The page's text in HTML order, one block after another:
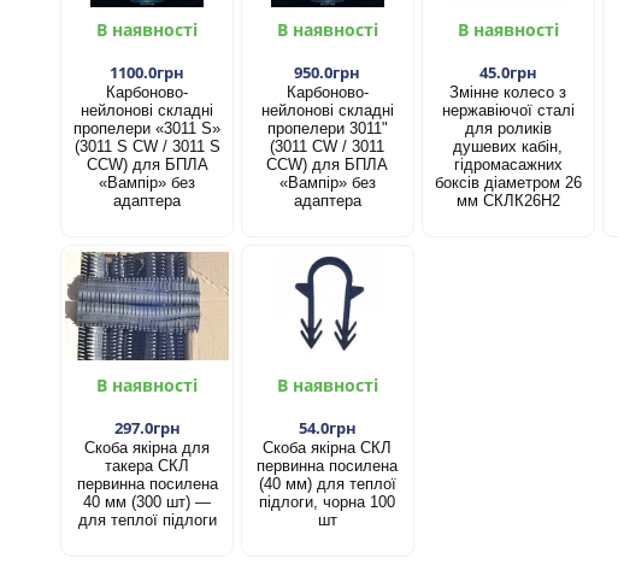
В наявності
1100.0грн
Карбоново-
нейлонові складні
пропелери «3011 S»
(3011 S CW / 3011 S
CCW) для БПЛА
«Вампір» без
адаптера
В наявності
950.0грн
Карбоново-
нейлонові складні
пропелери 3011"
(3011 CW / 3011
CCW) для БПЛА
«Вампір» без
адаптера
В наявності
45.0грн
Змінне колесо з
нержавіючої сталі
для роликів
душевих кабін,
гідромасажних
боксів діаметром 26
мм СКЛК26Н2
В наявності
297.0грн
Скоба якірна для
такера СКЛ
первинна посилена
40 мм (300 шт) —
для теплої підлоги
В наявності
54.0грн
Скоба якірна СКЛ
первинна посилена
(40 мм) для теплої
підлоги, чорна 100
шт